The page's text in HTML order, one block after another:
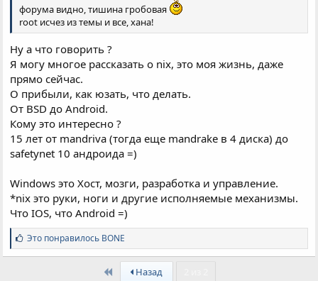
форума видно, тишина гробовая
root исчез из темы и все, хана!
Ну а что говорить ?
Я могу многое рассказать о nix, это моя жизнь, даже
прямо сейчас.
О прибыли, как юзать, что делать.
От BSD до Android.
Кому это интересно ?
15 лет от mandriva (тогда еще mandrake в 4 диска) до
safetynet 10 андроида =)
Windows это Хост, мозги, разработка и управление.
*nix это руки, ноги и другие исполняемые механизмы.
Что IOS, что Android =)
С
и
м
Это понравилось BONE
First Назад